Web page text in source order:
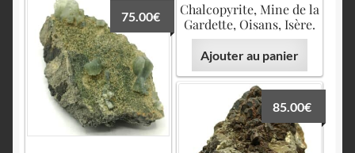
Chalcopyrite, Mine de la
Gardette, Oisans, Isère.
Ajouter au panier
75.00€
85.00€